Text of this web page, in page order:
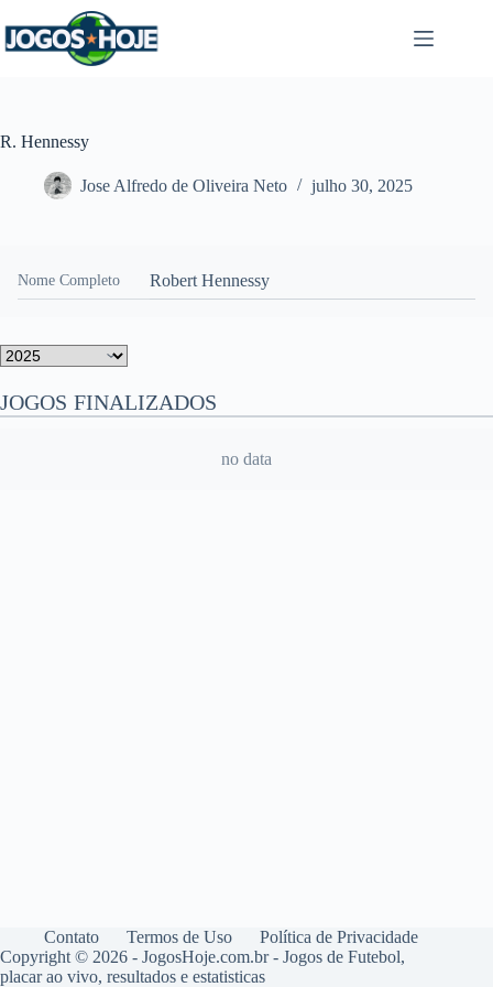
para
o
R. Hennessy
Jose Alfredo de Oliveira Neto julho 30, 2025
Nome Completo Robert Hennessy
JOGOS FINALIZADOS
no data
Contato Termos de Uso
Política de Privacidade
Copyright © 2026 - JogosHoje.com.br - Jogos de Futebol,
placar ao vivo, resultados e estatisticas